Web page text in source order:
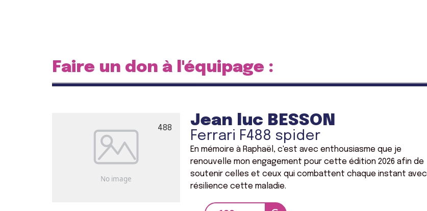
Faire un don à l'équipage :
488 Jean luc BESSON
Ferrari F488 spider
En mémoire à Raphaël, c'est avec enthousiasme que je
renouvelle mon engagement pour cette édition 2026 afin de
soutenir celles et ceux qui combattent chaque instant avec
résilience cette maladie.